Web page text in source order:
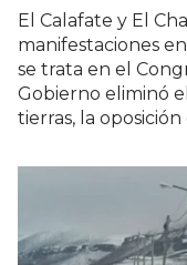
El Calafate y El
manifestaciones
se trata en el
Gobierno eliminó
tierras, la